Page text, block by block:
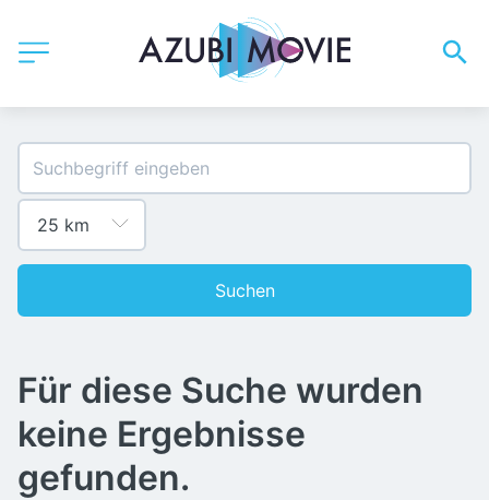
Suchen
Für diese Suche wurden
keine Ergebnisse
gefunden.